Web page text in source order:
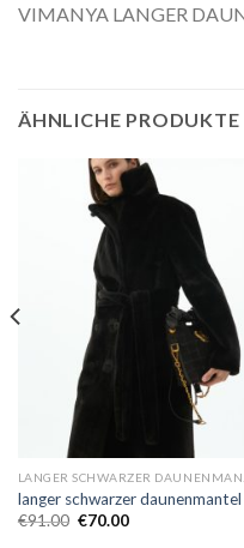
VIMANYA LANGER
ÄHNLICHE PRODUKTE
langer schwarzer daunenmantel
€91.00 €70.00